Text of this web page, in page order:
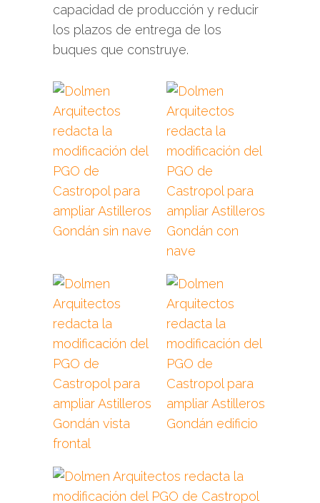
capacidad de producción y reducir
los plazos de entrega de los
buques que construye.